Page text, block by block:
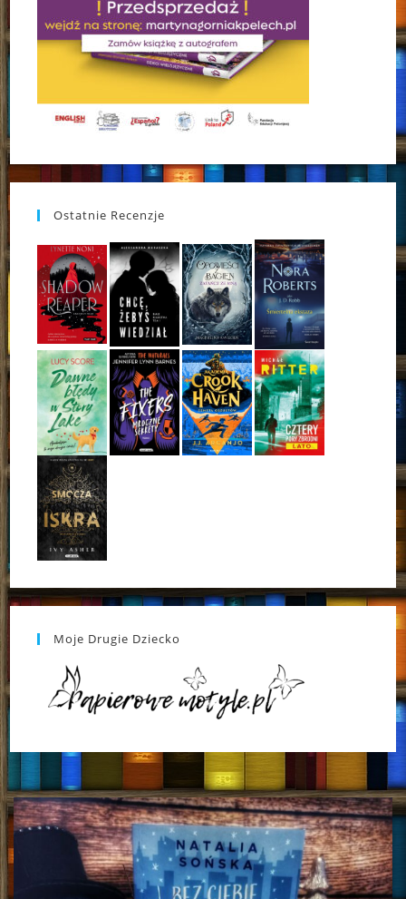
Ostatnie Recenzje
Moje Drugie Dziecko